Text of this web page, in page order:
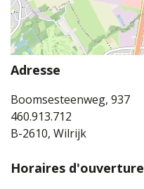
Adresse
Boomsesteenweg, 937
460.913.712
B-2610, Wilrijk
Horaires d'ouverture